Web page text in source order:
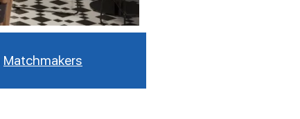
Matchmakers